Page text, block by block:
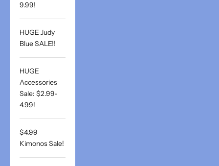
9.99!
HUGE Judy
Blue SALE!!
HUGE
Accessories
Sale: $2.99-
4.99!
$4.99
Kimonos Sale!